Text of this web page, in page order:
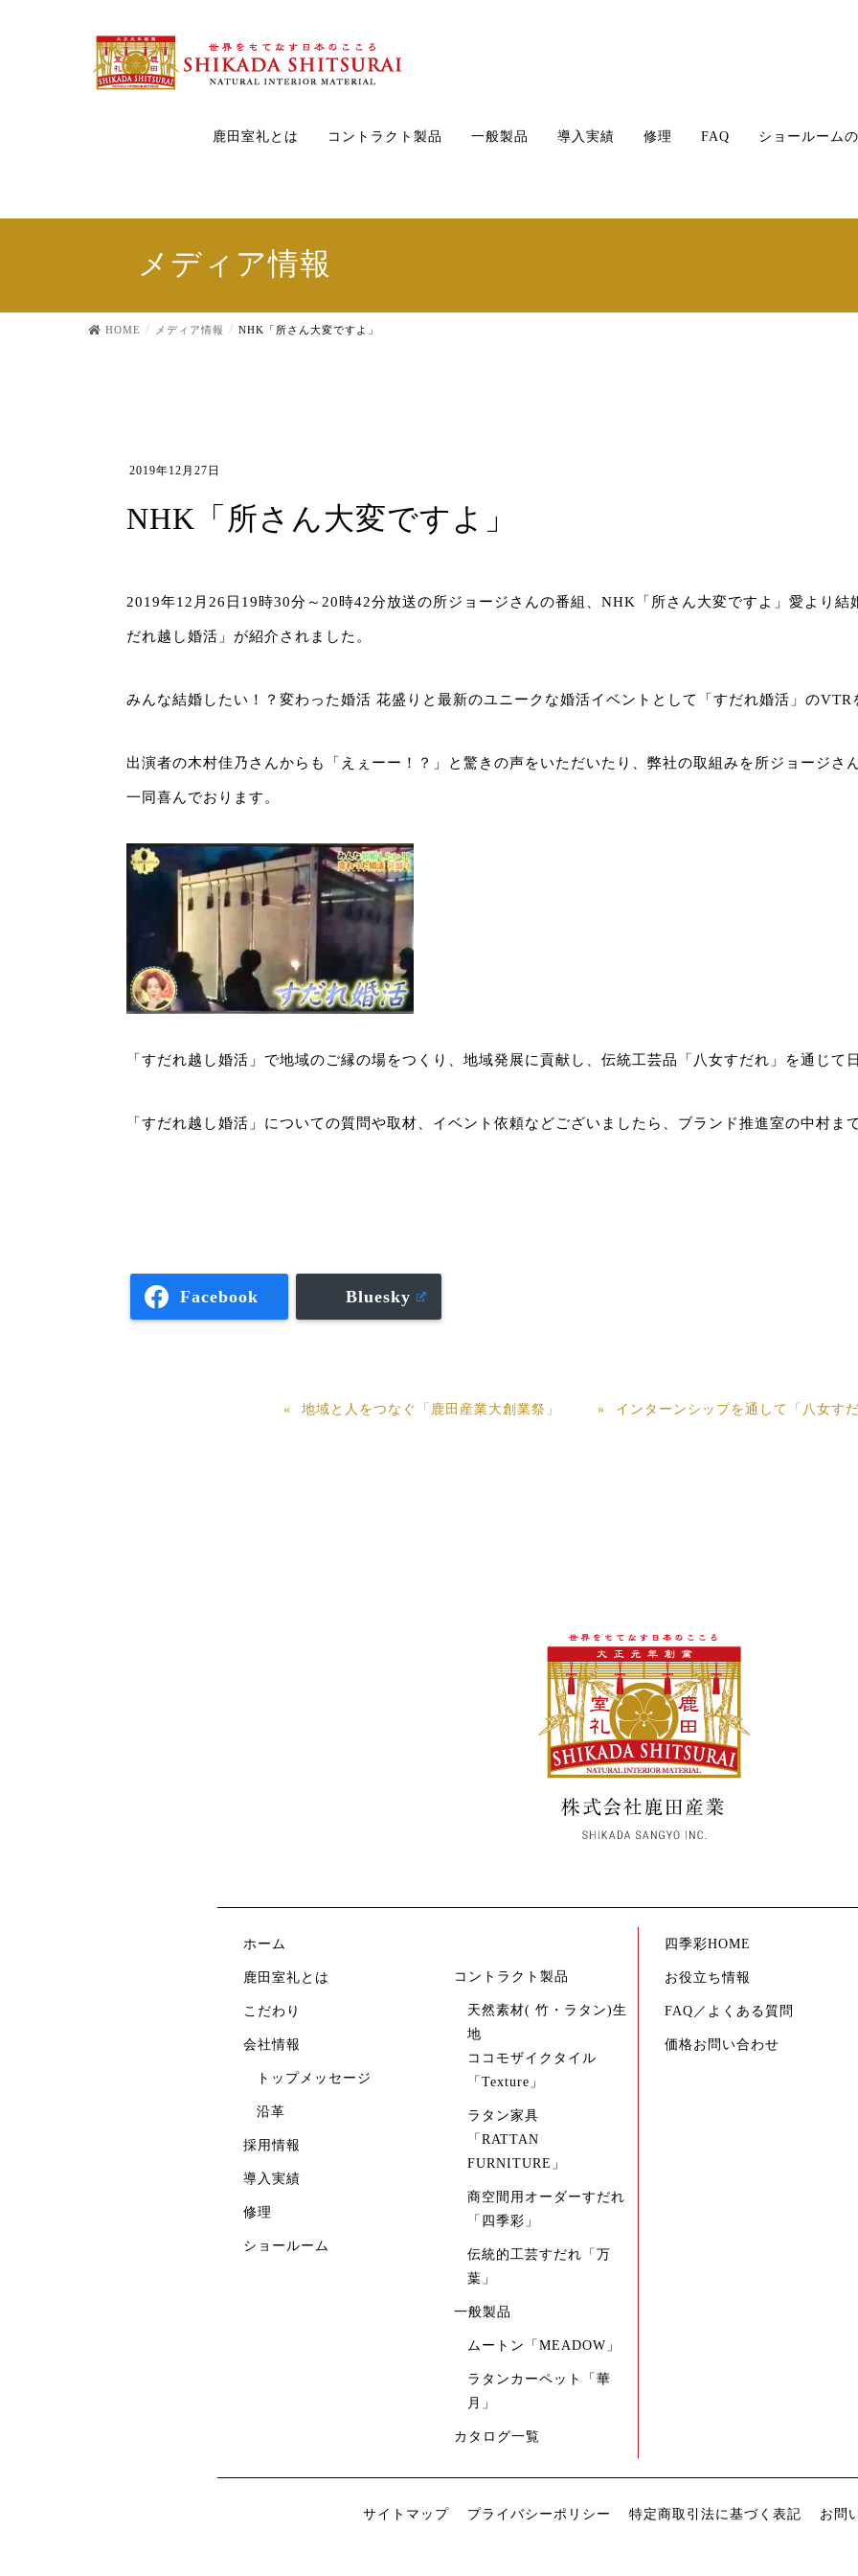
鹿田室礼とは コントラクト製品 一般製品 導入実績 修理 FAQ ショールーム
メディア情報
HOME メディア情報 NHK「所さん大変ですよ」
2019年12月27日
NHK「所さん大変ですよ」
2019年12月26日19時30分～20時42分放送の所ジョージさんの番組、NHK「所さん大変ですよ」愛より結
だれ越し婚活」が紹介されました。
みんな結婚したい！？変わった婚活 花盛りと最新のユニークな婚活イベントとして「すだれ婚活」のVTR
出演者の木村佳乃さんからも「えぇーー！？」と驚きの声をいただいたり、弊社の取組みを所ジョージさ
一同喜んでおります。
「すだれ越し婚活」で地域のご縁の場をつくり、地域発展に貢献し、伝統工芸品「八女すだれ」を通じて
「すだれ越し婚活」についての質問や取材、イベント依頼などございましたら、ブランド推進室の中村ま
Facebook Bluesky
地域と人をつなぐ「鹿田産業大創業祭」 インターンシップを通して「八女す
ホーム
鹿田室礼とは
こだわり
会社情報
トップメッセージ
沿革
採用情報
導入実績
修理
ショールーム
コントラクト製品
天然素材( 竹・ラタン)生
地
ココモザイクタイル
「Texture」
ラタン家具
「RATTAN
FURNITURE」
商空間用オーダーすだれ
「四季彩」
伝統的工芸すだれ「万
葉」
一般製品
ムートン「MEADOW」
ラタンカーペット「華
月」
カタログ一覧
四季彩HOME
お役立ち情報
FAQ／よくある質問
価格お問い合わせ
サイトマップ プライバシーポリシー 特定商取引法に基づく表記 お問